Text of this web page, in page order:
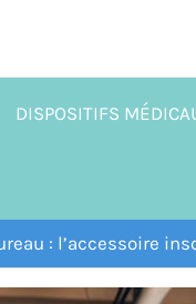
DISPOSITIFS
: l’accessoire